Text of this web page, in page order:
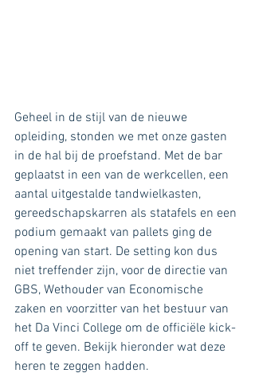
Geheel in de stijl van de nieuwe
opleiding, stonden we met onze gasten
in de hal bij de proefstand. Met de bar
geplaatst in een van de werkcellen, een
aantal uitgestalde tandwielkasten,
gereedschapskarren als statafels en een
podium gemaakt van pallets ging de
opening van start. De setting kon dus
niet treffender zijn, voor de directie van
GBS, Wethouder van Economische
zaken en voorzitter van het bestuur van
het Da Vinci College om de officiële kick-
off te geven. Bekijk hieronder wat deze
heren te zeggen hadden.